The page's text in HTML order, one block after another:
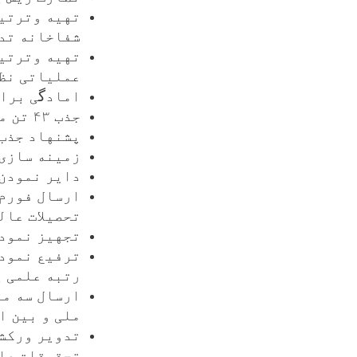
تهیه
شفاخانه
تهیه
عملیاتی
امادگی
جذب ۴۳ تن محصلان جدیدالشمول در سال ۱۴۰۳
پشنهاد جذب ۵۰ تن محصلان جدیدالشمول برای سال
زمینه
دایر
ارسال
تحصیلات
تجهیز
ترفیع
رتبه علمی
ارسال سه
ملی و بین
تدویر